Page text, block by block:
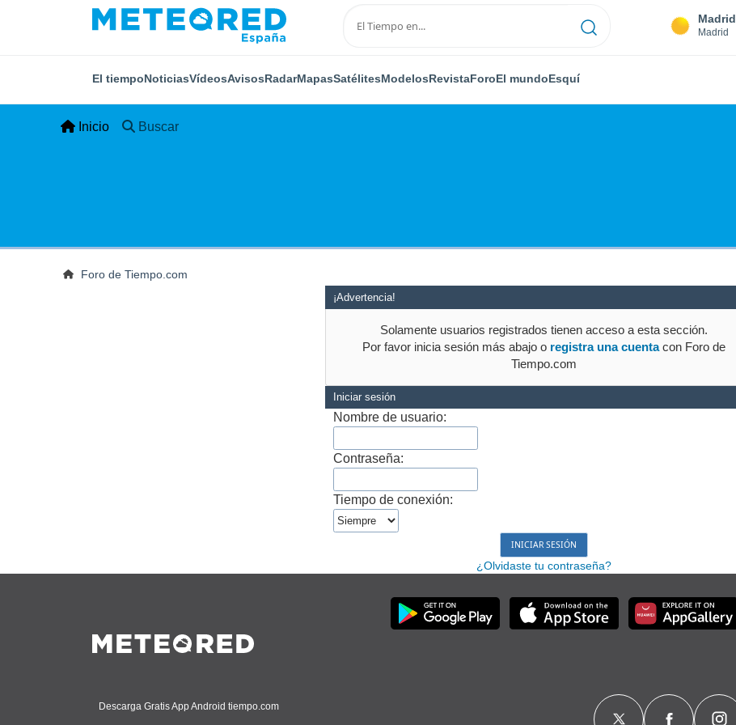
Madrid
Madrid
El tiempoNoticiasVídeosAvisosRadarMapasSatélitesModelosRevistaForoEl mundoEsquí
Inicio Buscar
Foro de Tiempo.com
¡Advertencia!
Solamente usuarios registrados tienen acceso a esta sección.
Por favor inicia sesión más abajo o registra una cuentacon Foro de
Tiempo.com
Iniciar sesión
Nombre de usuario:
Contraseña:
Tiempo de conexión:
¿Olvidaste tu contraseña?
Descarga Gratis App Android tiempo.com